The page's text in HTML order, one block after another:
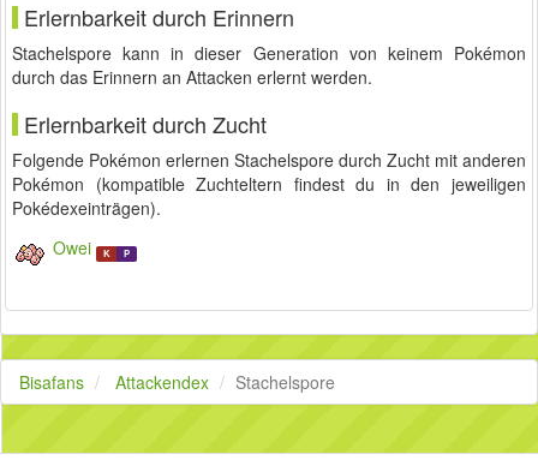
Erlernbarkeit durch Erinnern
Stachelspore kann in dieser Generation von keinem Pokémon
durch das Erinnern an Attacken erlernt werden.
Erlernbarkeit durch Zucht
Folgende Pokémon erlernen Stachelspore durch Zucht mit anderen
Pokémon (kompatible Zuchteltern findest du in den jeweiligen
Pokédexeinträgen).
Owei
K P
Bisafans Attackendex Stachelspore